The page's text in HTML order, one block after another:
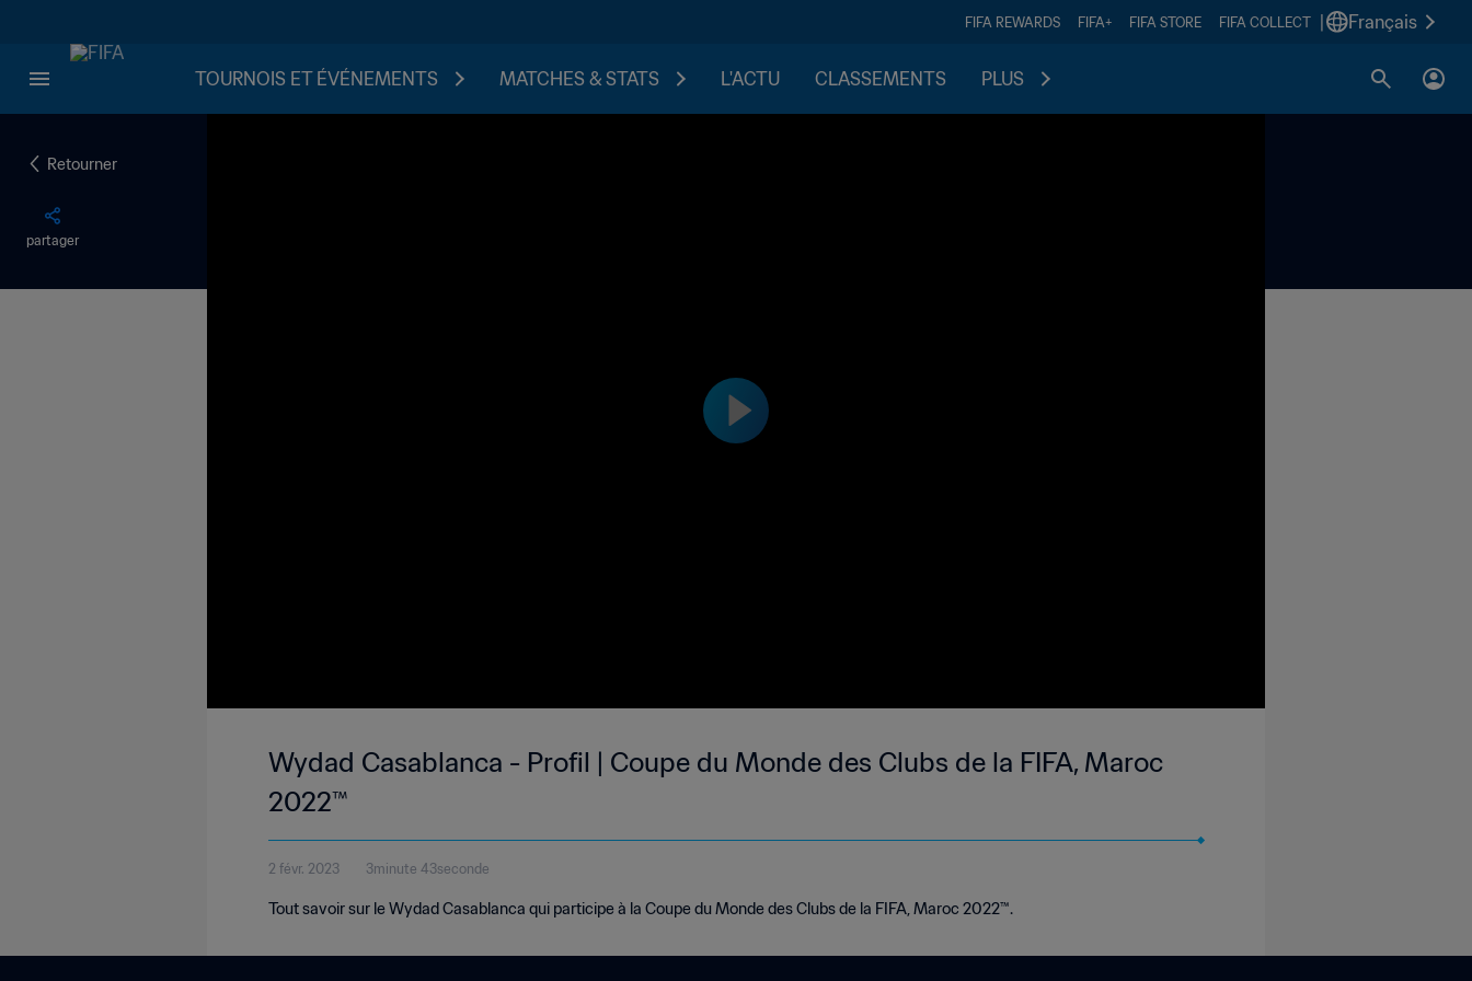
FIFA REWARDS FIFA+ FIFA STORE FIFA COLLECT Français
TOURNOIS ET ÉVÉNEMENTS MATCHES & STATS L'ACTU CLASSEMENTS PLUS
Retourner
partager
Wydad Casablanca - Profil | Coupe du Monde des Clubs de la FIFA, Maroc
2022™
2 févr. 2023 3minute 43seconde
Tout savoir sur le Wydad Casablanca qui participe à la Coupe du Monde des Clubs de la FIFA, Maroc 2022™.